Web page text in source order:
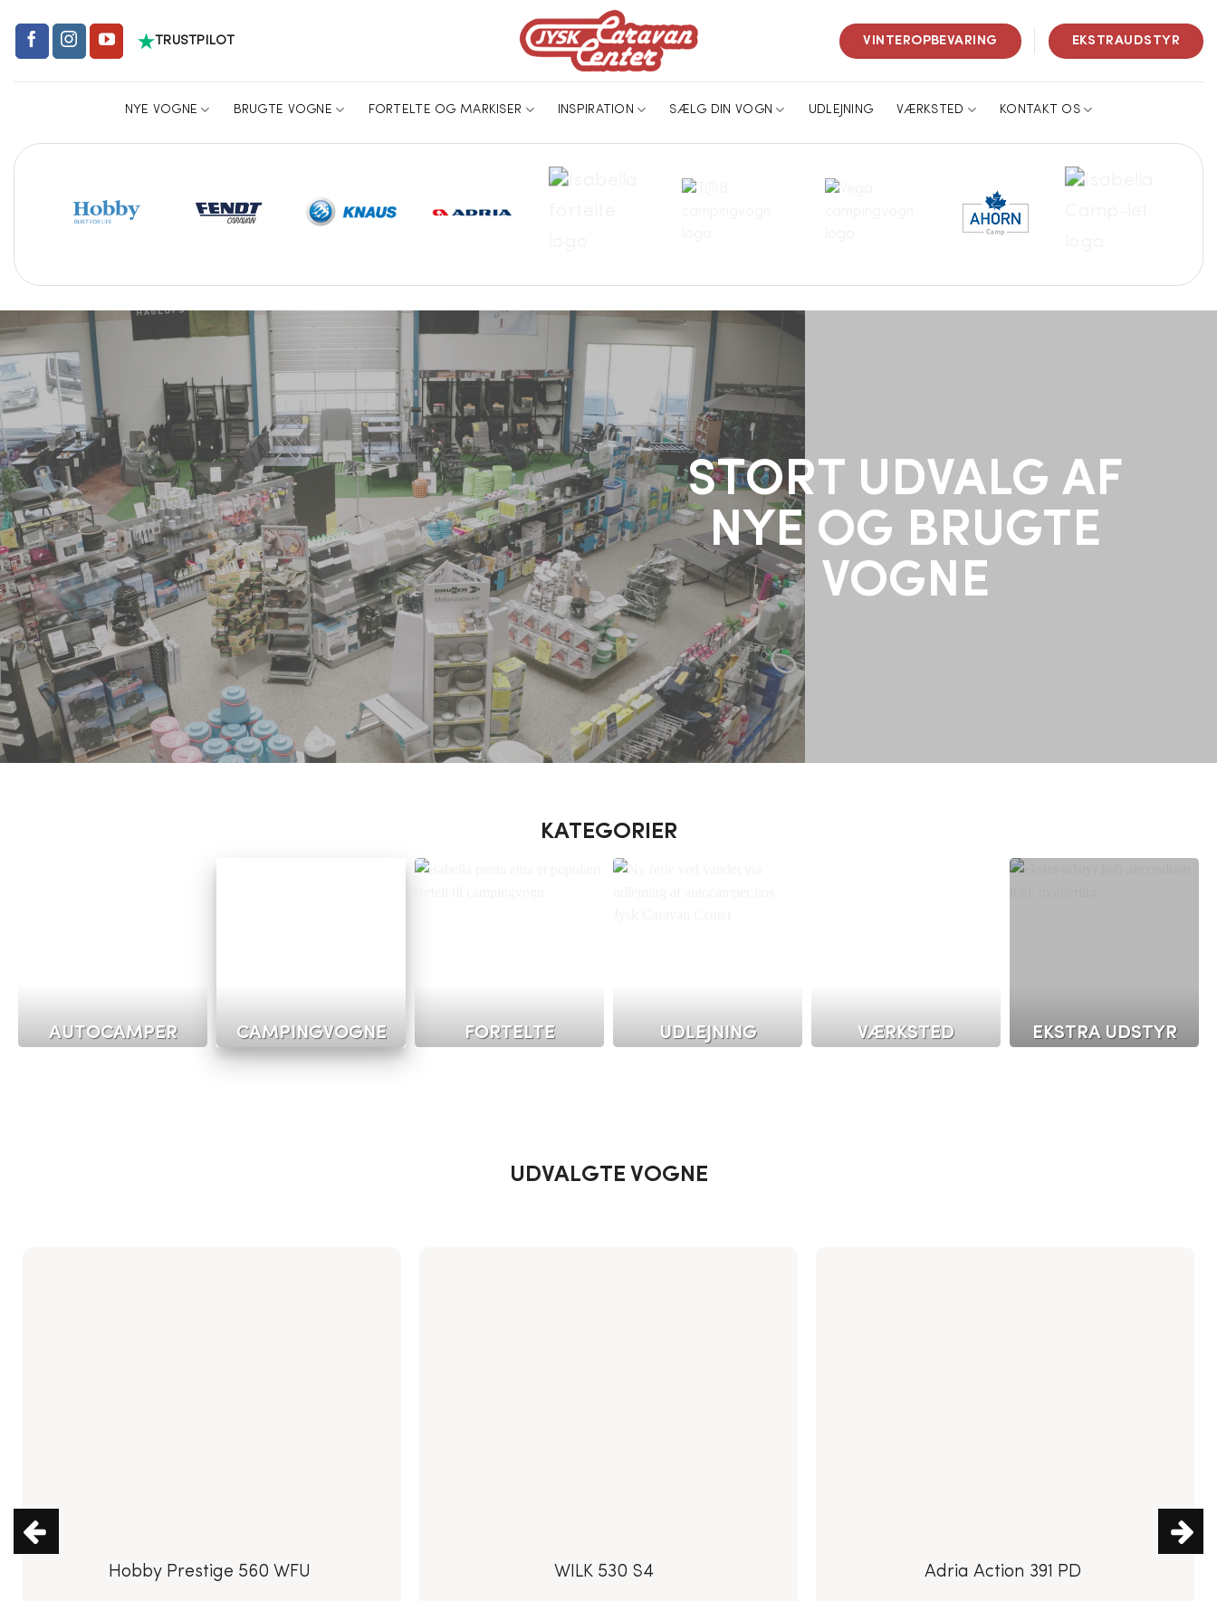
TRUSTPILOT VINTEROPBEVARING EKSTRAUDSTYR
NYE VOGNE BRUGTE VOGNE FORTELTE OG MARKISER INSPIRATION SÆLG DIN VOGN UDLEJNING VÆRKSTED KONTAKT OS
STORT UDVALG AF
NYE OG BRUGTE
VOGNE
KATEGORIER
AUTOCAMPER CAMPINGVOGNE FORTELTE UDLEJNING VÆRKSTED EKSTRA UDSTYR
UDVALGTE VOGNE
WILK 530 S4 Adria Action 391 Knaus Südwind 550 UF